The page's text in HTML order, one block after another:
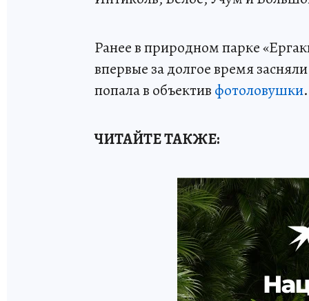
Ранее в природном парке
впервые за долгое время
попала в объектив фотоловушки.
ЧИТАЙТЕ ТАКЖЕ: